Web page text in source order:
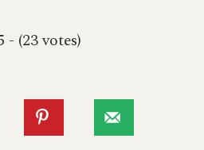
- (23 votes)